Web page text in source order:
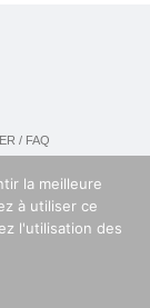
/ FAQ
la meilleure
à utiliser ce
l'utilisation des